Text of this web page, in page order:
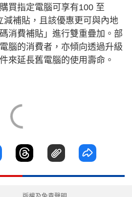
買指定電腦可享有100 至
減補貼，且該優惠更可與內地
消費補貼」進行雙重疊加。部
腦的消費者，亦傾向透過升級
來延長舊電腦的使用壽命。